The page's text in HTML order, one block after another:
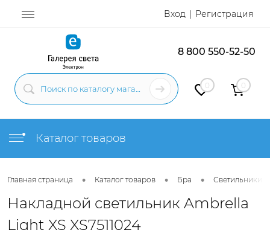
Вход Регистрация
8 800 550-52-50
0 0
Каталог товаров
Главная страница • Каталог товаров • Бра • Светильники
Накладной светильник Ambrella
Light XS XS7511024